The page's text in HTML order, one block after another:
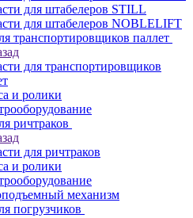
для штабелеров STILL
для штабелеров NOBLELIFT
транспортировщиков паллет
для транспортировщиков
и ролики
ричтраков
для ричтраков
и ролики
механизм
погрузчиков